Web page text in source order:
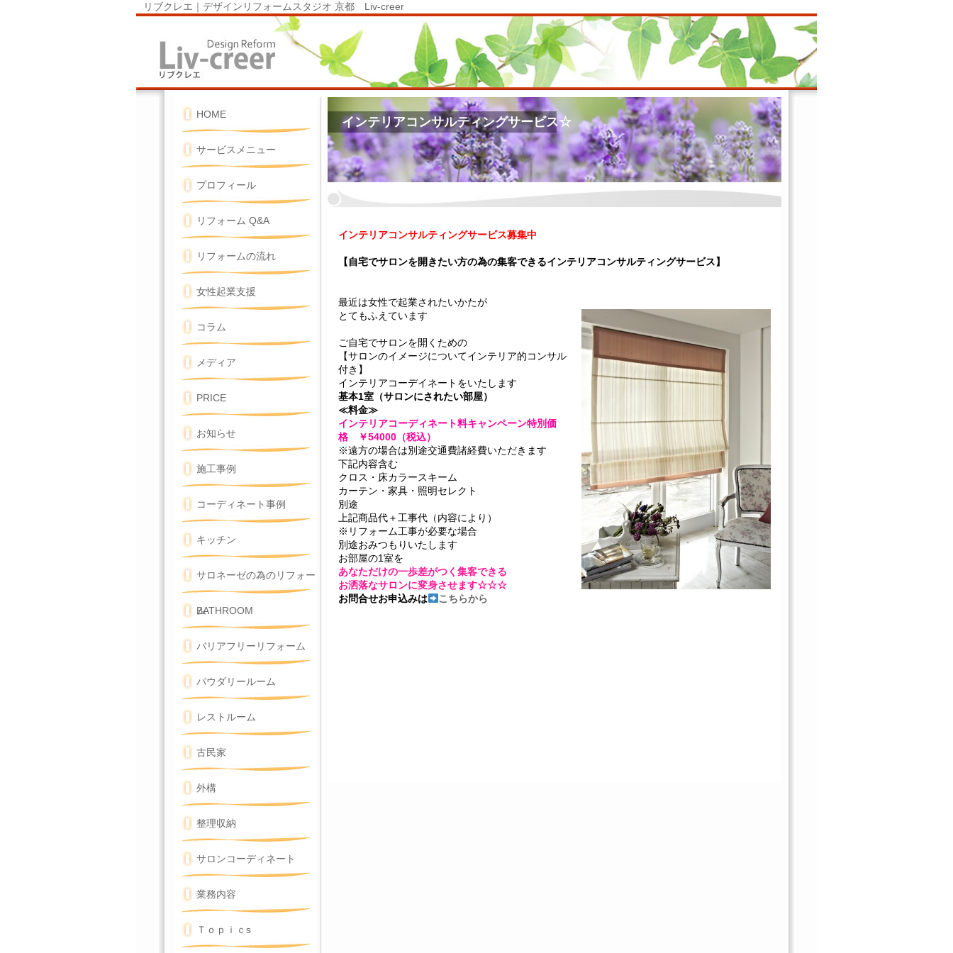
リブクレエ｜デザインリフォームスタジオ 京都 Liv-creer
インテリアコンサルティングサービス☆
インテリアコンサルティングサービス募集中
【自宅でサロンを開きたい方の為の集客できるインテリアコンサルティングサービス】
最近は女性で起業されたいかたが
とてもふえています
ご自宅でサロンを開くための
【サロンのイメージについてインテリア的コンサル
付き】
インテリアコーデイネートをいたします
基本1室（サロンにされたい部屋）
≪料金≫
インテリアコーディネート料キャンペーン特別価
格 ￥54000（税込）
※遠方の場合は別途交通費諸経費いただきます
下記内容含む
クロス・床カラースキーム
カーテン・家具・照明セレクト
別途
上記商品代＋工事代（内容により）
※リフォーム工事が必要な場合
別途おみつもりいたします
お部屋の1室を
あなただけの一歩差がつく集客できる
お洒落なサロンに変身させます☆☆☆
お問合せお申込みは
こちらから
HOME
サービスメニュー
プロフィール
リフォーム Q&A
リフォームの流れ
女性起業支援
コラム
メディア
PRICE
お知らせ
施工事例
コーディネート事例
キッチン
サロネーゼの為のリフォー
ム
BATHROOM
バリアフリーリフォーム
パウダリールーム
レストルーム
古民家
外構
整理収納
サロンコーディネート
業務内容
Ｔｏｐｉｃs